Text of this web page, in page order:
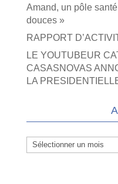
Amand, un pôle
douces »
RAPPORT
LE YOUTUBEUR
CASASNOVAS
LA
Archives